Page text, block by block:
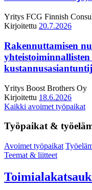
Yritys FCG Finnish
Kirjoitettu 20.7.2026
Rakennuttamisen
Yritys Boost Brothers Oy
Kirjoitettu 18.6.2026
Kaikki avoimet työpaikat
Työpaikat &
Avoimet työpaikat
Teemat & liitteet